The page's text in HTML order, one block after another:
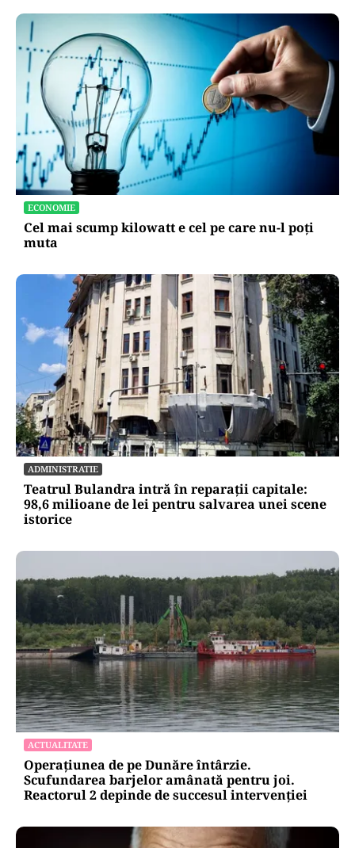
ECONOMIE
Cel mai scump kilowatt e cel pe care nu-l poți
muta
ADMINISTRATIE
Teatrul Bulandra intră în reparații capitale:
98,6 milioane de lei pentru salvarea unei scene
istorice
ACTUALITATE
Operațiunea de pe Dunăre întârzie.
Scufundarea barjelor amânată pentru joi.
Reactorul 2 depinde de succesul intervenției